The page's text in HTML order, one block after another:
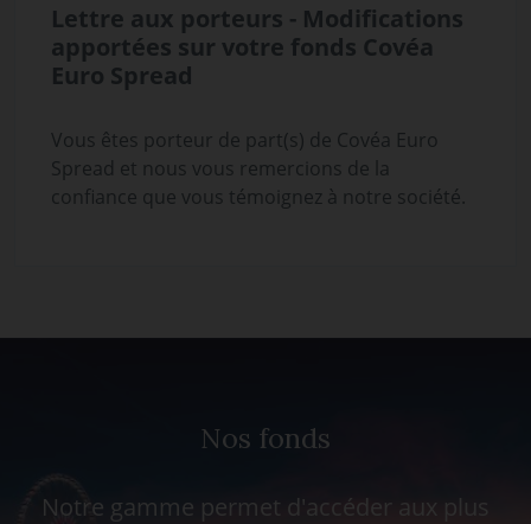
Lettre aux porteurs - Modifications
apportées sur votre fonds Covéa
Euro Spread
Vous êtes porteur de part(s) de Covéa Euro
Spread et nous vous remercions de la
confiance que vous témoignez à notre société.
Nos fonds
Notre gamme permet d'accéder aux plus